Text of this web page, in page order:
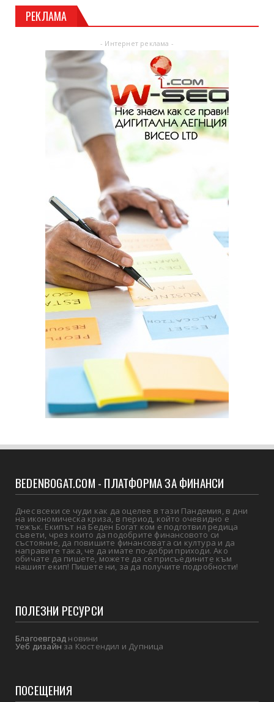
РЕКЛАМА
- Интернет реклама -
BEDENBOGAT.COM - ПЛАТФОРМА ЗА ФИНАНСИ
Днес всеки се чуди как да оцелее в тази Пандемия, в дни
на икономическа криза, в период, който очевидно е
тежък. Екипът на Беден Богат ком е подготвил редица
съвети, чрез които да подобрите финансовото си
състояние, да повишите финансовата си култура и да
направите така, че да имате по-добри приходи. Ако
обичате да пишете, можете да се присъедините към
нашият екип! Пишете ни, за да получите подробности!
ПОЛЕЗНИ РЕСУРСИ
Благоевград новини
Уеб дизайнза Кюстендил и Дупница
ПОСЕЩЕНИЯ